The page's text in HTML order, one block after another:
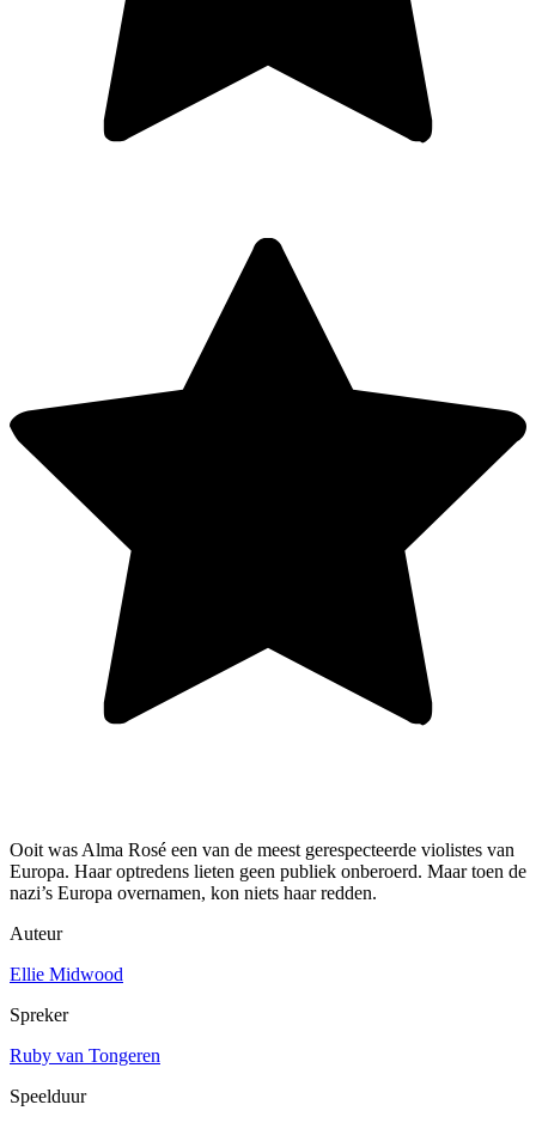
Ooit was Alma Rosé een van de meest gerespecteerde violistes van
Europa. Haar optredens lieten geen publiek onberoerd. Maar toen de
nazi’s Europa overnamen, kon niets haar redden.
Auteur
Ellie Midwood
Spreker
Ruby van Tongeren
Speelduur